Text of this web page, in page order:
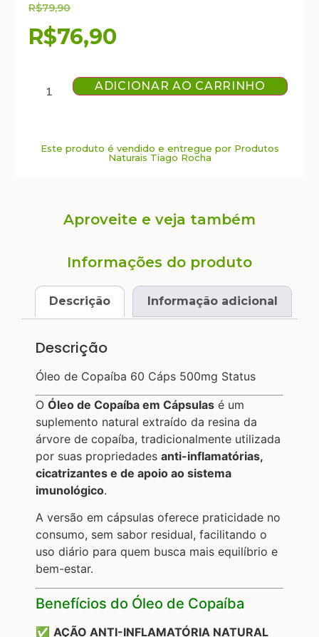
R$79,90
R$76,90
ADICIONAR AO CARRINHO
Este produto é vendido e entregue por Produtos
Naturais Tiago Rocha
Aproveite e veja também
Informações do produto
Descrição Informação adicional
Descrição
Óleo de Copaíba 60 Cáps 500mg Status
O Óleo de Copaíba em Cápsulas é um
suplemento natural extraído da resina da
árvore de copaíba, tradicionalmente utilizada
por suas propriedades anti-inflamatórias,
cicatrizantes e de apoio ao sistema
imunológico.
A versão em cápsulas oferece praticidade no
consumo, sem sabor residual, facilitando o
uso diário para quem busca mais equilíbrio e
bem-estar.
Benefícios do Óleo de Copaíba
✅ AÇÃO ANTI-INFLAMATÓRIA NATURAL